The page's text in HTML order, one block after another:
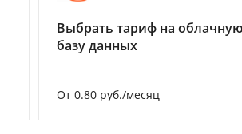
Выбрать тариф на
базу данных
От 0.80 руб./месяц